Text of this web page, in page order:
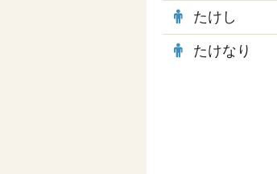
たけし
たけなり